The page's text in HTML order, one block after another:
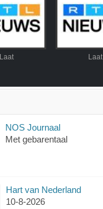
Laat Laat
NOS Journaal
Met gebarentaal
Hart van Nederland
10-8-2026